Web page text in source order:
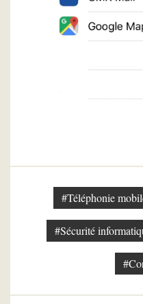
#Téléphonie
#Sécurité